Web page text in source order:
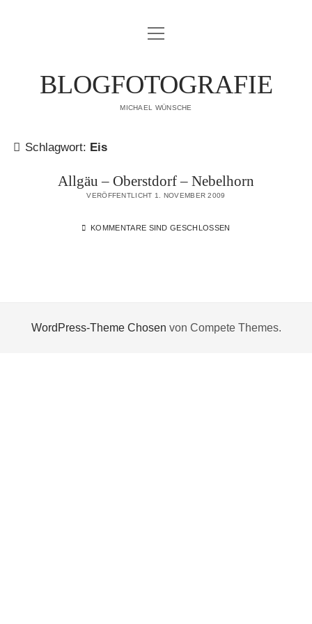
IMPRESSUM
Menü
öffnen
BLOGFOTOGRAFIE
MICHAEL WÜNSCHE
Schlagwort: Eis
Allgäu – Oberstdorf – Nebelhorn
VERÖFFENTLICHT 1. NOVEMBER 2009
KOMMENTARE SIND GESCHLOSSEN
WordPress-Theme Chosen von Compete Themes.